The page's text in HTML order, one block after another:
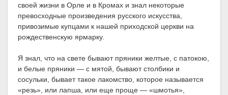
своей жизни в Орле и в Кромах и знал некоторые
превосходные произведения русского искусства,
привозимые купцами к нашей приходской церкви на
рождественскую ярмарку.
Я знал, что на свете бывают пряники желтые, с патокою,
и белые пряники — с мятой, бывают столбики и
сосульки, бывает такое лакомство, которое называется
«резь», или лапша, или еще проще — «шмотья»,